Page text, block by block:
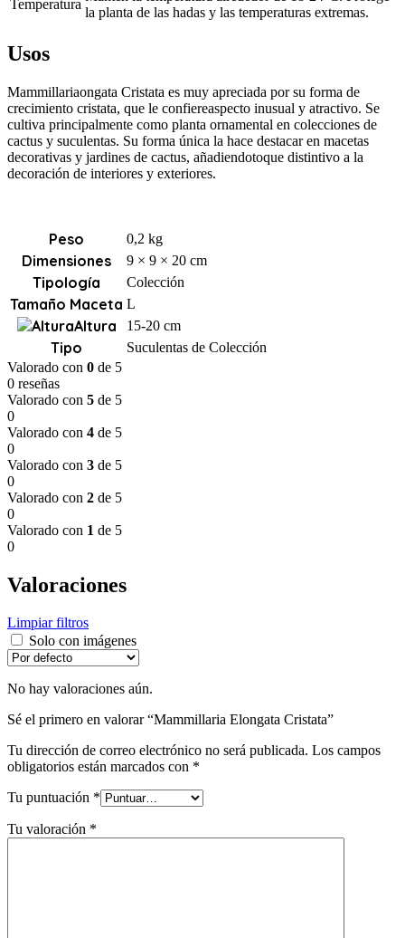
Temperatura
la planta de las hadas y las temperaturas extremas.
Usos
Mammillariaongata Cristata es muy apreciada por su forma de
crecimiento cristata, que le confiereaspecto inusual y atractivo. Se
cultiva principalmente como planta ornamental en colecciones de
cactus y suculentas. Su forma única la hace destacar en macetas
decorativas y jardines de cactus, añadiendotoque distintivo a la
decoración de interiores y exteriores.
Peso 0,2 kg
Dimensiones 9 × 9 × 20 cm
Tipología Colección
Tamaño Maceta L
Altura 15-20 cm
Tipo
Suculentas de Colección
Valorado con 0 de 5
0 reseñas
Valorado con 5 de 5
0
Valorado con 4 de 5
0
Valorado con 3 de 5
0
Valorado con 2 de 5
0
Valorado con 1 de 5
0
Valoraciones
Limpiar filtros
Solo con imágenes
No hay valoraciones aún.
Sé el primero en valorar “Mammillaria Elongata Cristata”
Tu dirección de correo electrónico no será publicada. Los campos
obligatorios están marcados con *
Tu puntuación *
Tu valoración *